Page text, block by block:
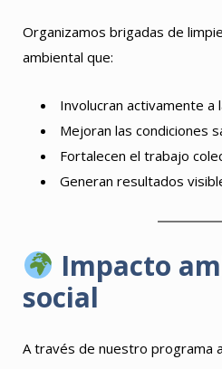
Organizamos brigadas de
ambiental que:
Involucran activamente a
Mejoran las condiciones
Fortalecen el trabajo
Generan resultados
Impacto
social
A través de nuestro programa